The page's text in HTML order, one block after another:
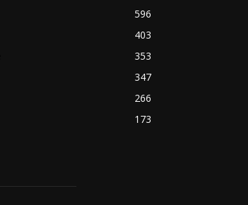
596
403
353
347
266
173